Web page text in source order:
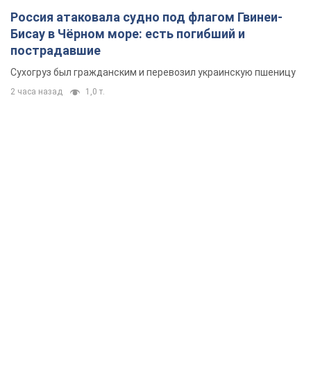
Россия атаковала судно под флагом Гвинеи-
Бисау в Чёрном море: есть погибший и
пострадавшие
Сухогруз был гражданским и перевозил украинскую пшеницу
2 часа назад 1,0 т.